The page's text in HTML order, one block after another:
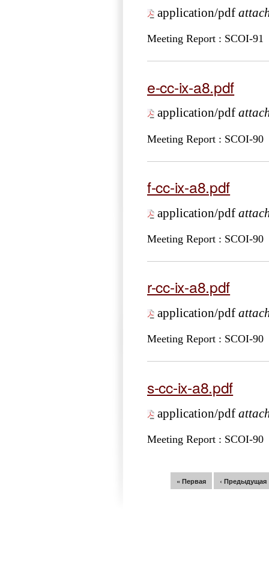
application/pdf
Meeting Report : SCOI-91
e-cc-ix-a8.pdf
application/pdf
Meeting Report : SCOI-90
f-cc-ix-a8.pdf
application/pdf
Meeting Report : SCOI-90
r-cc-ix-a8.pdf
application/pdf
Meeting Report : SCOI-90
s-cc-ix-a8.pdf
application/pdf
Meeting Report : SCOI-90
Страницы
« Первая ‹ Предыдущая